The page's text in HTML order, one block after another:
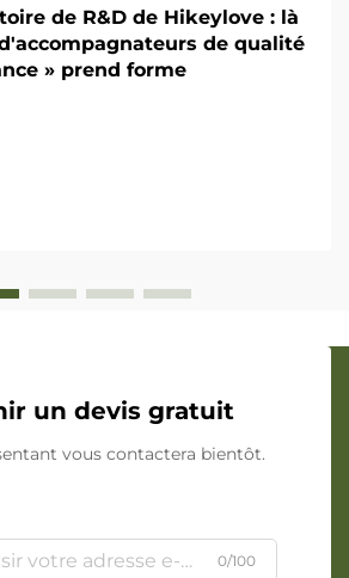
de R&D de Hikeylove : là
de qualité
» prend forme
un devis gratuit
vous contactera bientôt.
0/100